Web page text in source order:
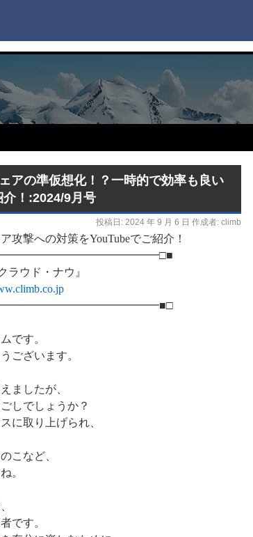
アの準仮想化！？一時的で効率も良い
！:2024/9月号
投稿日: 2024 年 9 月 6 日 作成者: climb
攻撃への対策をYouTubeでご紹介！
ラウド・ナウ』
です。
ございます。
ましたが、
しでしょうか？
に取り上げられ、
こなど、
。
です。